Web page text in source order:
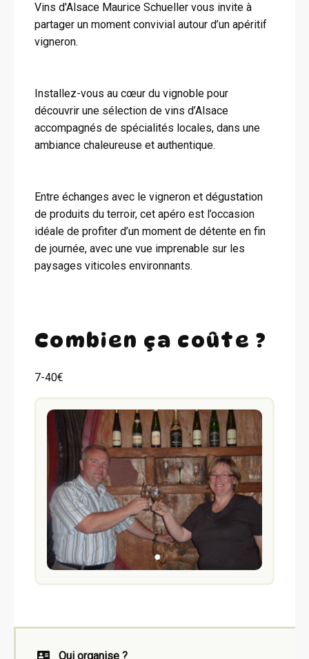
Vins d'Alsace Maurice Schueller vous invite à
partager un moment convivial autour d’un apéritif
vigneron.
Installez-vous au cœur du vignoble pour
découvrir une sélection de vins d’Alsace
accompagnés de spécialités locales, dans une
ambiance chaleureuse et authentique.
Entre échanges avec le vigneron et dégustation
de produits du terroir, cet apéro est l’occasion
idéale de profiter d’un moment de détente en fin
de journée, avec une vue imprenable sur les
paysages viticoles environnants.
Combien ça coûte ?
7-40€
Qui organise ?